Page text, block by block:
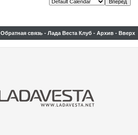
Обратная связь - Лада Веста Клуб - Архив - Вверх